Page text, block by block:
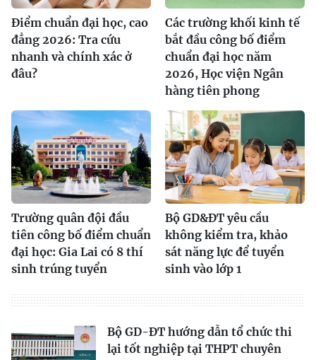
Điểm chuẩn đại học, cao
đẳng 2026: Tra cứu
nhanh và chính xác ở
đâu?
Các trường khối kinh tế
bắt đầu công bố điểm
chuẩn đại học năm
2026, Học viện Ngân
hàng tiên phong
Trường quân đội đầu
tiên công bố điểm chuẩn
đại học: Gia Lai có 8 thí
sinh trúng tuyển
Bộ GD&ĐT yêu cầu
không kiểm tra, khảo
sát năng lực để tuyển
sinh vào lớp 1
Bộ GD-ĐT hướng dẫn tổ chức thi
lại tốt nghiệp tại THPT chuyên